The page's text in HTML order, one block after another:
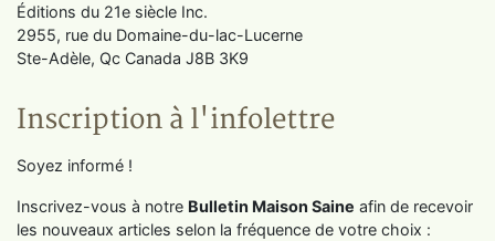
Éditions du 21e siècle Inc.
2955, rue du Domaine-du-lac-Lucerne
Ste-Adèle, Qc Canada J8B 3K9
Inscription à l'infolettre
Soyez informé !
Inscrivez-vous à notre Bulletin Maison Saine afin de recevoir
les nouveaux articles selon la fréquence de votre choix :